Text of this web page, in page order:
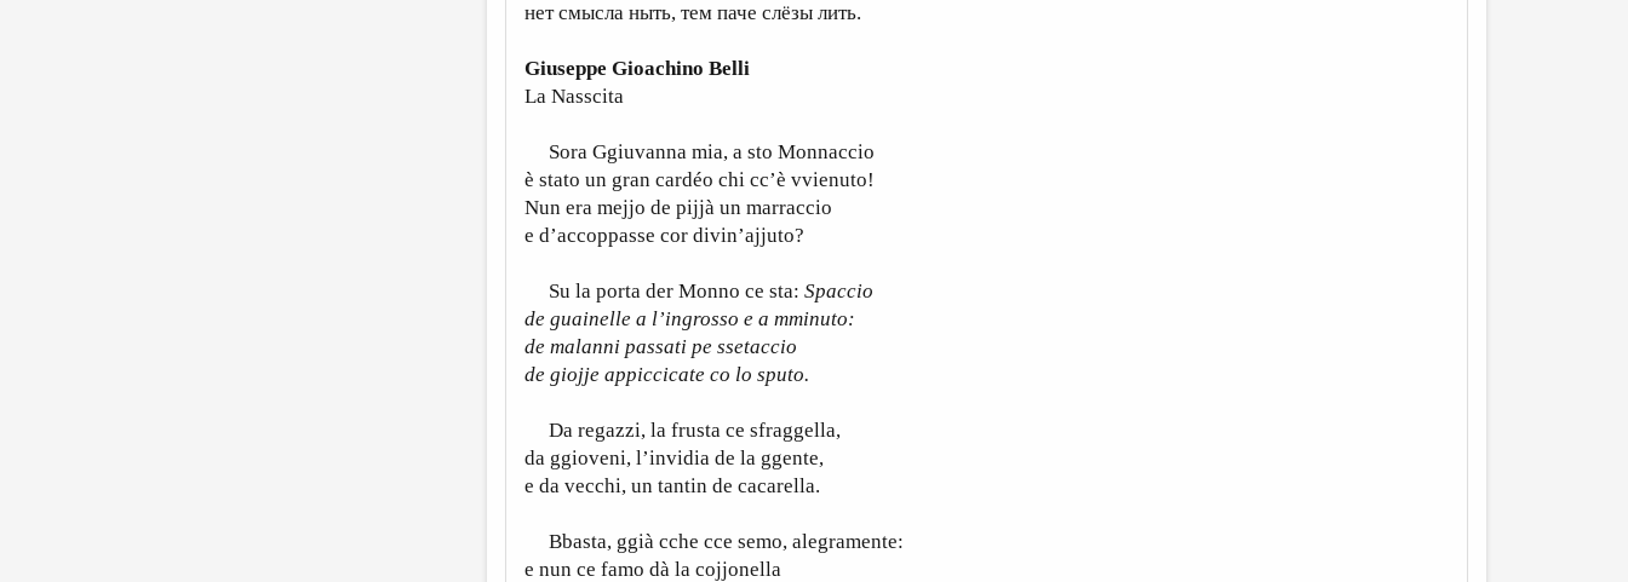
нет смысла ныть, тем паче слёзы лить.
Giuseppe Gioachino Belli
La Nasscita
Sora Ggiuvanna mia, a sto Monnaccio
è stato un gran cardéo chi cc’è vvienuto!
Nun era mejjo de pijjà un marraccio
e d’accoppasse cor divin’ajjuto?
Su la porta der Monno ce sta: Spaccio
de guainelle a l’ingrosso e a mminuto:
de malanni passati pe ssetaccio
de giojje appiccicate co lo sputo.
Da regazzi, la frusta ce sfraggella,
da ggioveni, l’invidia de la ggente,
e da vecchi, un tantin de cacarella.
Bbasta, ggià cche cce semo, alegramente:
e nun ce famo dà la cojjonella